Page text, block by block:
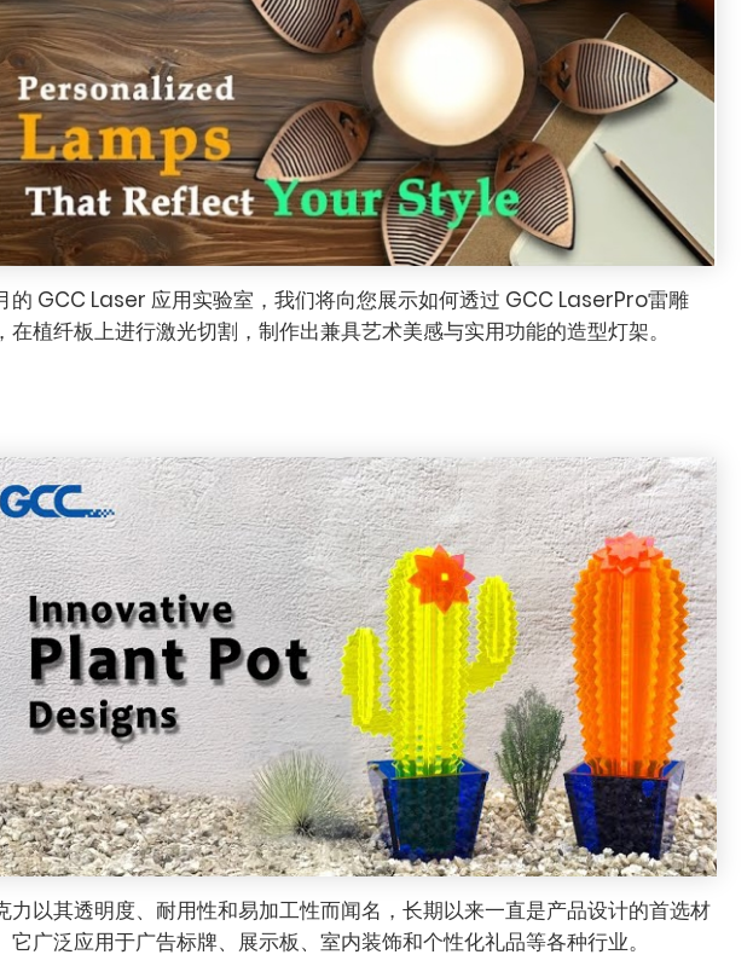
的 GCC Laser 应用实验室，我们将向您展示如何透过 GCC LaserPro雷雕
在植纤板上进行激光切割，制作出兼具艺术美感与实用功能的造型灯架。
力以其透明度、耐用性和易加工性而闻名，长期以来一直是产品设计的首选材
它广泛应用于广告标牌、展示板、室内装饰和个性化礼品等各种行业。